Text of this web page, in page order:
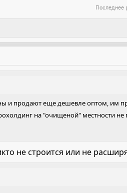
Последнее
и продают еще дешевле оптом, им
на "очищеной" местности не
не строится или не